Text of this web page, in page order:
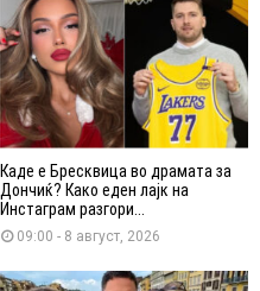
Каде е Бресквица во драмата за
Дончиќ? Како еден лајк на
Инстаграм разгори...
09:00 - 8 август, 2026